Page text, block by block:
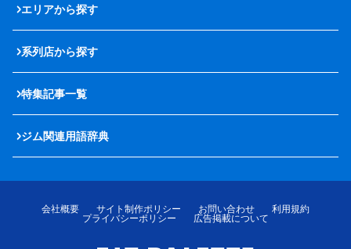
エリアから探す
系列店から探す
特集記事一覧
ジム関連用語辞典
会社概要 サイト制作ポリシー お問い合わせ
利用規約
プライバシーポリシー
広告掲載について